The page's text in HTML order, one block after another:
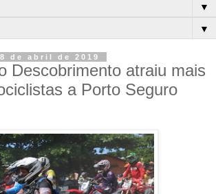
▼
▼
de abril de 2019
Descobrimento atraiu mais
a Porto Seguro